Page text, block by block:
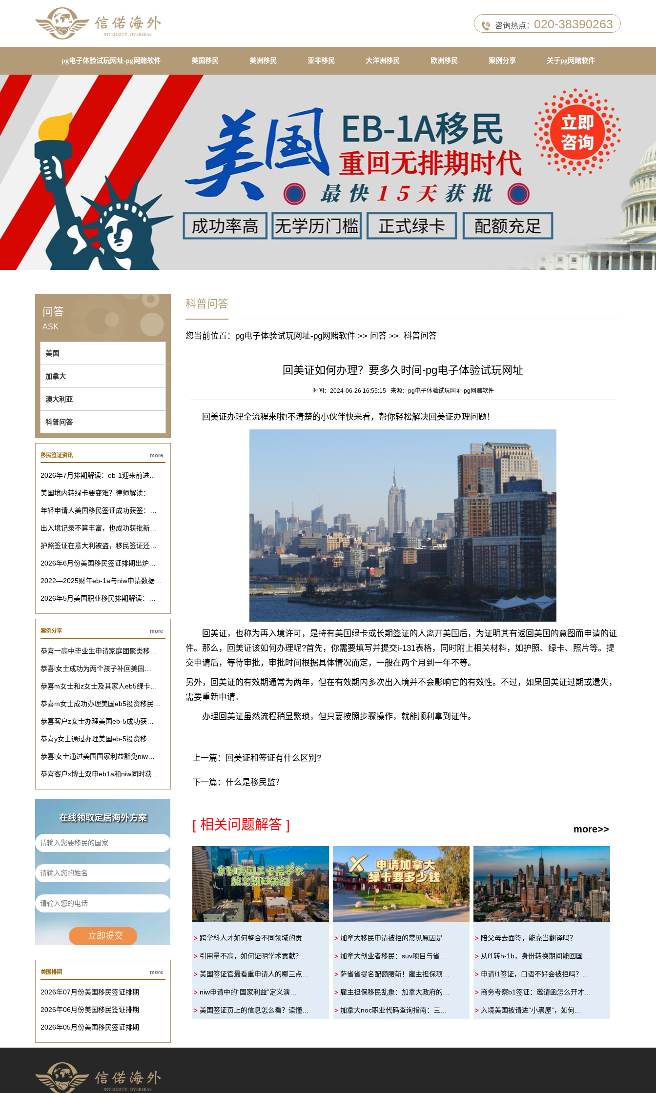
咨询热点： 020-38390263
pg电子体验试玩网址-pg网赌软件 美国移民 美洲移民 亚非移民 大洋洲移民 欧洲移民 案例分享 关于pg网赌软件
问答
ASK
美国
加拿大
澳大利亚
科普问答
移民签证资讯 more
2026年7月排期解读：eb-1迎来前进…
美国境内转绿卡要变难？律师解读：…
年轻申请人美国移民签证成功获签：…
出入境记录不算丰富，也成功获批新…
护照签证在意大利被盗，移民签证还…
2026年6月份美国移民签证排期出炉…
2022—2025财年eb-1a与niw申请数据…
2026年5月美国职业移民排期解读：…
案例分享 more
恭喜一高中毕业生申请家庭团聚类移…
恭喜l女士成功为两个孩子补回美国…
恭喜m女士和z女士及其家人eb5绿卡…
恭喜m女士成功办理美国eb5投资移民…
恭喜客户z女士办理美国eb-5成功获…
恭喜y女士通过办理美国eb-5投资移…
恭喜l女士通过美国国家利益豁免niw…
恭喜客户x博士双申eb1a和niw同时获…
在线领取定居海外方案
美国排期 more
2026年07月份美国移民签证排期
2026年06月份美国移民签证排期
2026年05月份美国移民签证排期
科普问答
您当前位置： pg电子体验试玩网址-pg网赌软件>> 问答>> 科普问答
回美证如何办理？要多久时间-pg电子体验试玩网址
时间：2024-06-26 16:55:15 来源： pg电子体验试玩网址-pg网赌软件
回美证办理全流程来啦!不清楚的小伙伴快来看，帮你轻松解决回美证办理问题！
回美证，也称为再入境许可，是持有美国绿卡或长期签证的人离开美国后，为证明其有返回美国的意图而申请的证
件。那么，回美证该如何办理呢?首先，你需要填写并提交i-131表格，同时附上相关材料，如护照、绿卡、照片等。提
交申请后，等待审批，审批时间根据具体情况而定，一般在两个月到一年不等。
另外，回美证的有效期通常为两年，但在有效期内多次出入境并不会影响它的有效性。不过，如果回美证过期或遗失，
需要重新申请。
办理回美证虽然流程稍显繁琐，但只要按照步骤操作，就能顺利拿到证件。
上一篇： 回美证和签证有什么区别?
下一篇： 什么是移民监？
[ 相关问题解答 ] more>>
跨学科人才如何整合不同领域的贡…
引用量不高，如何证明学术贡献？…
美国签证官最看重申请人的哪三点…
niw申请中的“国家利益”定义演…
美国签证页上的信息怎么看？读懂…
加拿大移民申请被拒的常见原因是…
加拿大创业者移民：suv项目与省…
萨省省提名配额腰斩！雇主担保项…
雇主担保移民乱象：加拿大政府的…
加拿大noc职业代码查询指南：三…
陪父母去面签，能充当翻译吗？…
从f1转h-1b，身份转换期间能回国…
申请f1签证，口语不好会被拒吗？…
商务考察b1签证：邀请函怎么开才…
入境美国被请进“小黑屋”，如何…